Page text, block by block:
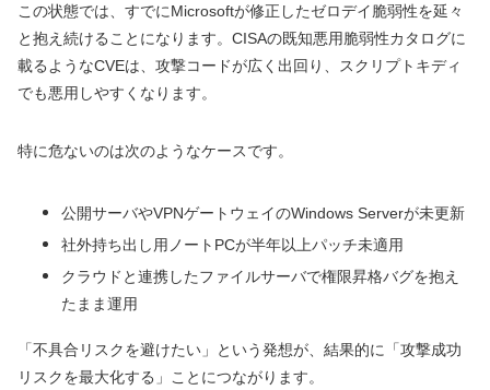
この状態では、すでにMicrosoftが修正したゼロデイ脆弱性を延々
と抱え続けることになります。CISAの既知悪用脆弱性カタログに
載るようなCVEは、攻撃コードが広く出回り、スクリプトキディ
でも悪用しやすくなります。
特に危ないのは次のようなケースです。
公開サーバやVPNゲートウェイのWindows Serverが未更新
社外持ち出し用ノートPCが半年以上パッチ未適用
クラウドと連携したファイルサーバで権限昇格バグを抱え
たまま運用
「不具合リスクを避けたい」という発想が、結果的に「攻撃成功
リスクを最大化する」ことにつながります。